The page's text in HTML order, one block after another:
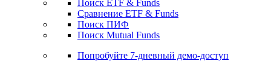
Получить доступ
ETF & Funds
Сравнение ETF & Funds